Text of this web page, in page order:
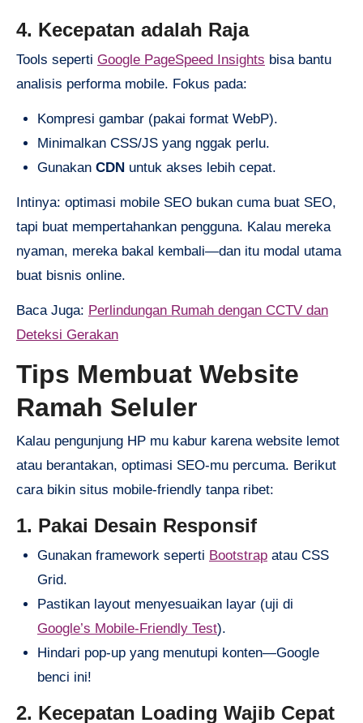
4. Kecepatan adalah Raja
Tools seperti Google PageSpeed Insights bisa bantu
analisis performa mobile. Fokus pada:
Kompresi gambar (pakai format WebP).
Minimalkan CSS/JS yang nggak perlu.
Gunakan CDN untuk akses lebih cepat.
Intinya: optimasi mobile SEO bukan cuma buat SEO,
tapi buat mempertahankan pengguna. Kalau mereka
nyaman, mereka bakal kembali—dan itu modal utama
buat bisnis online.
Baca Juga: Perlindungan Rumah dengan CCTV dan
Deteksi Gerakan
Tips Membuat Website
Ramah Seluler
Kalau pengunjung HP mu kabur karena website lemot
atau berantakan, optimasi SEO-mu percuma. Berikut
cara bikin situs mobile-friendly tanpa ribet:
1. Pakai Desain Responsif
Gunakan framework seperti Bootstrap atau CSS
Grid.
Pastikan layout menyesuaikan layar (uji di
Google’s Mobile-Friendly Test).
Hindari pop-up yang menutupi konten—Google
benci ini!
2. Kecepatan Loading Wajib Cepat